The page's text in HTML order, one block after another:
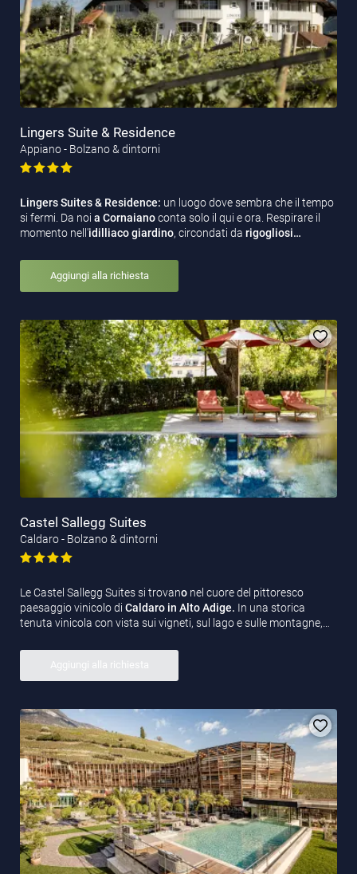
Lingers Suite & Residence
Appiano - Bolzano & dintorni
Lingers Suites & Residence: un luogo dove sembra che il tempo
si fermi. Da noi a Cornaianoconta solo il qui e ora. Respirare il
momento nell'idilliacogiardino, circondati da rigogliosi…
Aggiungi alla richiesta
Castel Sallegg Suites
Caldaro - Bolzano & dintorni
Le Castel Sallegg Suites si trovano nel cuore del pittoresco
paesaggio vinicolo di Caldaro in Alto Adige. In una storica
tenuta vinicola con vista sui vigneti, sul lago e sulle montagne,…
Aggiungi alla richiesta